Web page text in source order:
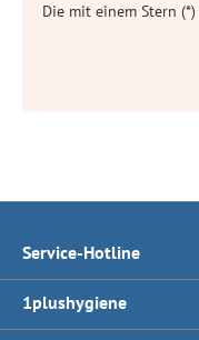
Die mit einem Stern
Service-Hotline
1plushygiene